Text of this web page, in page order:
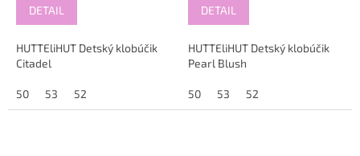
DETAIL
HUTTEliHUT Detský klobúčik
Citadel
50 53 52
DETAIL
HUTTEliHUT Detský klobúčik
Pearl Blush
50 53 52